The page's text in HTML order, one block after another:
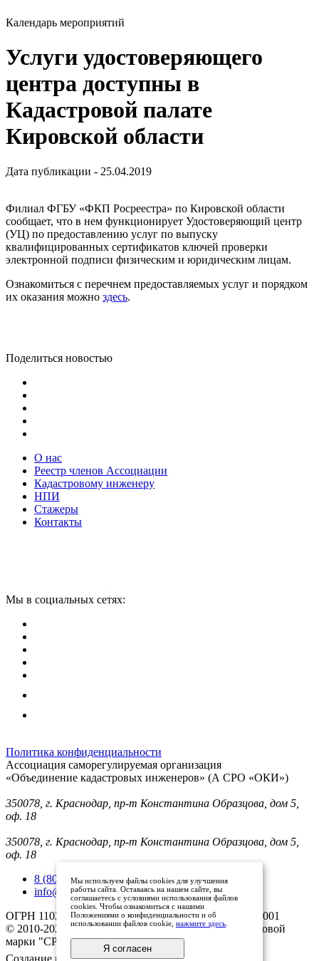
Календарь мероприятий
Услуги удостоверяющего
центра доступны в
Кадастровой палате
Кировской области
Дата публикации - 25.04.2019
Филиал ФГБУ «ФКП Росреестра» по Кировской области
сообщает, что в нем функционирует Удостоверяющий центр
(УЦ) по предоставлению услуг по выпуску
квалифицированных сертификатов ключей проверки
электронной подписи физическим и юридическим лицам.
Ознакомиться с перечнем предоставляемых услуг и порядком
их оказания можно здесь.
Поделиться новостью
О нас
Реестр членов Ассоциации
Кадастровому инженеру
НПИ
Стажеры
Контакты
Мы в социальных сетях:
Политика конфиденциальности
Ассоциация саморегулируемая организация
«Объединение кадастровых инженеров» (А СРО «ОКИ»)
350078, г. Краснодар, пр-т Константина Образцова, дом 5,
оф. 18
350078, г. Краснодар, пр-т Константина Образцова, дом 5,
оф. 18
8 (800) 101 33 08
info@mysroki.ru
ОГРН 1102300003079 ИНН 2311126810/КПП 231101001
© 2010-2025 Все права защищены владельцами торговой
марки "СРО ОКИ"
Создание и продвижение сайта
Мы используем файлы cookies для улучшения
работы сайта. Оставаясь на нашем сайте, вы
соглашаетесь с условиями использования файлов
cookies. Чтобы ознакомиться с нашими
Положениями о конфиденциальности и об
использовании файлов cookie, нажмите здесь
Я согласен